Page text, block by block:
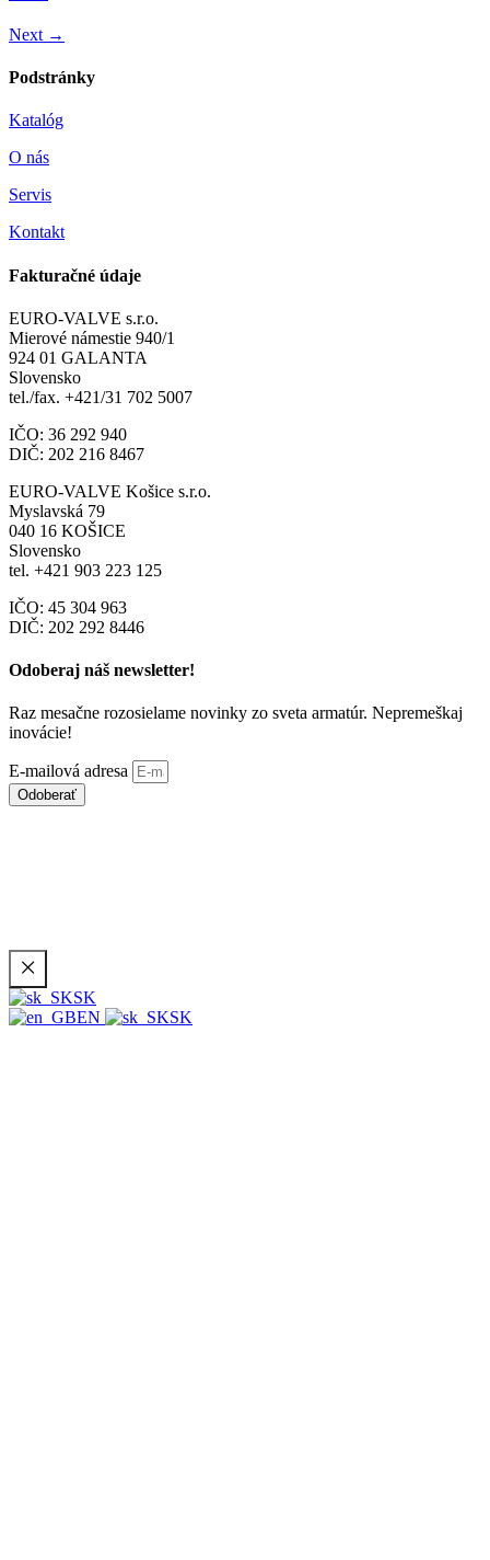
Next →
Podstránky
Katalóg
O nás
Servis
Kontakt
Fakturačné údaje
EURO-VALVE s.r.o.
Mierové námestie 940/1
924 01 GALANTA
Slovensko
tel./fax. +421/31 702 5007
IČO: 36 292 940
DIČ: 202 216 8467
EURO-VALVE Košice s.r.o.
Myslavská 79
040 16 KOŠICE
Slovensko
tel. +421 903 223 125
IČO: 45 304 963
DIČ: 202 292 8446
Odoberaj náš newsletter!
Raz mesačne rozosielame novinky zo sveta armatúr. Nepremeškaj
inovácie!
E-mailová adresa
Odoberať
SK
EN
SK